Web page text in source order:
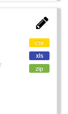
csv
xls
zip